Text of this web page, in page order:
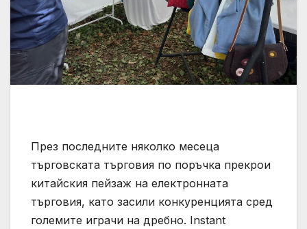
През последните няколко месеца
търговската търговия по поръчка прекрои
китайския пейзаж на електронната
търговия, като засили конкуренцията сред
големите играчи на дребно. Instant